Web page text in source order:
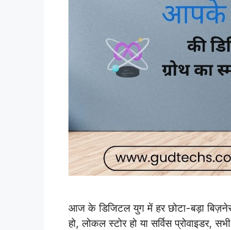
आज के डिजिटल युग में हर छोटा-बड़ा
हो, लोकल स्टोर हो या सर्विस